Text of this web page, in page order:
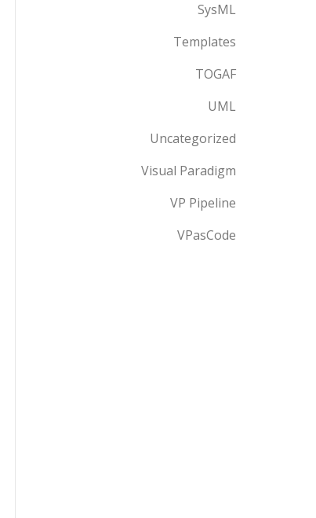
SysML
Templates
TOGAF
UML
Uncategorized
Visual Paradigm
VP Pipeline
VPasCode